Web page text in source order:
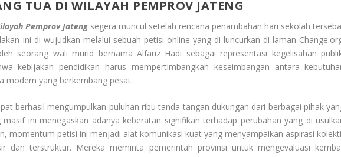
TUA DI WILAYAH PEMPROV JATENG
Pemprov Jateng segera muncul setelah rencana penambahan hari sekolah
ini di wujudkan melalui sebuah petisi online yang di luncurkan di laman
seorang wali murid bernama Alfariz Hadi sebagai representasi kegelisahan
kebijakan pendidikan harus mempertimbangkan keseimbangan antara
modern yang berkembang pesat.
berhasil mengumpulkan puluhan ribu tanda tangan dukungan dari berbagai pihak
masif ini menegaskan adanya keberatan signifikan terhadap perubahan yang di
momentum petisi ini menjadi alat komunikasi kuat yang menyampaikan aspirasi
dan terstruktur. Mereka meminta pemerintah provinsi untuk mengevaluasi